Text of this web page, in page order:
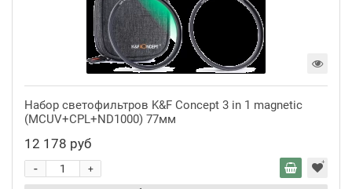
Набор светофильтров K&F Concept 3 in 1 magnetic
(MCUV+CPL+ND1000) 77мм
12 178 руб
+
-